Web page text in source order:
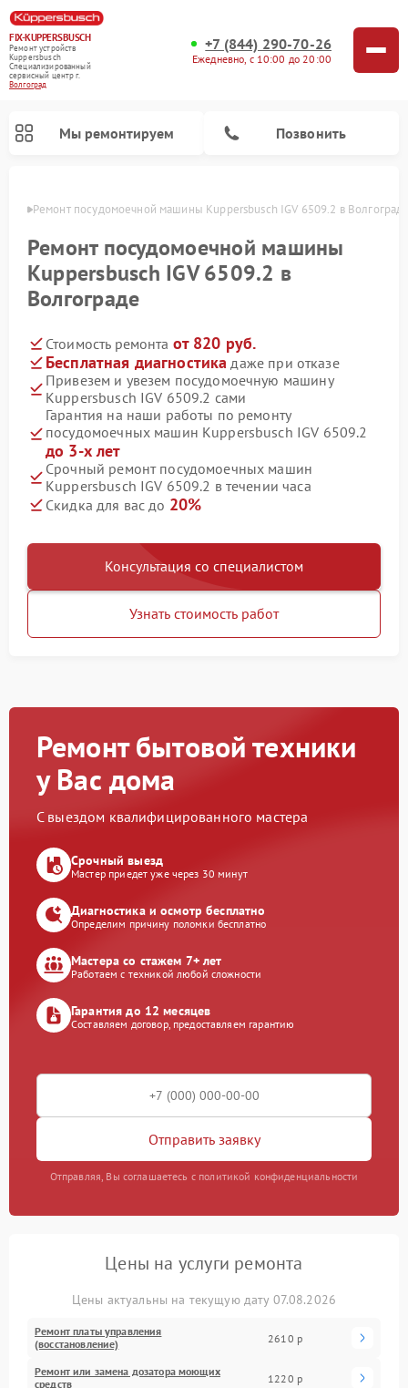
FIX-KUPPERSBUSCH
Ремонт устройств
Kuppersbusch
Специализированный
cервисный центр г.
Волгоград
+7 (844) 290-70-26
Ежедневно, с 10:00 до 20:00
Мы ремонтируем Позвонить
Ремонт посудомоечной машины Kuppersbusch IGV 6509.2 в
Ремонт посудомоечной машины
Kuppersbusch IGV 6509.2 в
Волгограде
Стоимость ремонта от 820 руб.
Бесплатная диагностика даже при отказе
Привезем и увезем посудомоечную машину
Kuppersbusch IGV 6509.2 сами
Гарантия на наши работы по ремонту
посудомоечных машин Kuppersbusch IGV 6509.2
до 3-х лет
Срочный ремонт посудомоечных машин
Kuppersbusch IGV 6509.2 в течении часа
Скидка для вас до 20%
Консультация со специалистом
Узнать стоимость работ
Ремонт бытовой техники
у Вас дома
С выездом квалифицированного мастера
Срочный выезд
Мастер приедет уже через 30 минут
Диагностика и осмотр бесплатно
Определим причину поломки бесплатно
Мастера со стажем 7+ лет
Работаем с техникой любой сложности
Гарантия до 12 месяцев
Составляем договор, предоставляем гарантию
Отправить заявку
Отправляя, Вы соглашаетесь с политикой конфиденциальности
Цены на услуги ремонта
Цены актуальны на текущую дату 07.08.2026
Ремонт платы управления
(восстановление)
2610 р
Ремонт или замена дозатора моющих
средств
1220 р